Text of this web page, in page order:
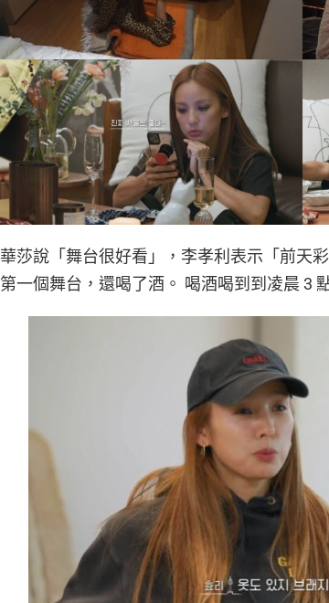
華莎說「舞台很好看」，李孝利表示「前天
第一個舞台，還喝了酒。 喝酒喝到到凌晨 3